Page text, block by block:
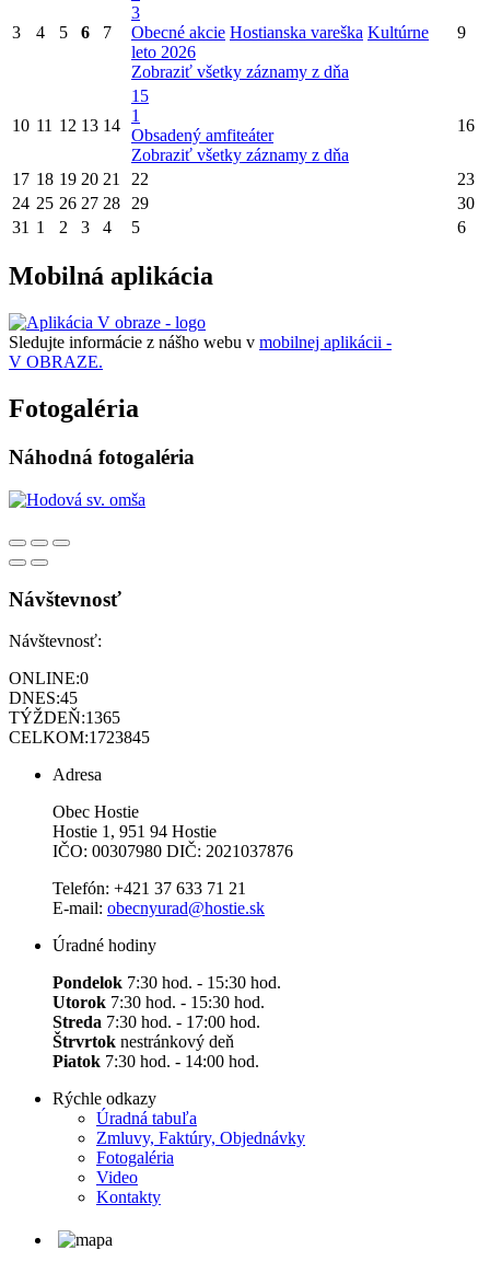
3 4 5 6 7
3
Obecné akcie Hostianska vareška Kultúrne
leto 2026
Zobraziť všetky záznamy z dňa
9
10 11 12 13 14
15
1
Obsadený amfiteáter
Zobraziť všetky záznamy z dňa
16
17 18 19 20 21 22
23
24 25 26 27 28 29
30
31 1 2 3 4 5 6
Mobilná aplikácia
Sledujte informácie z nášho webu v mobilnej aplikácii -
V OBRAZE.
Fotogaléria
Náhodná fotogaléria
Návštevnosť
Návštevnosť:
ONLINE:0
DNES:45
TÝŽDEŇ:1365
CELKOM:1723845
Adresa
Obec Hostie
Hostie 1, 951 94 Hostie
IČO: 00307980 DIČ: 2021037876
Telefón: +421 37 633 71 21
E-mail: obecnyurad@hostie.sk
Úradné hodiny
Pondelok 7:30 hod. - 15:30 hod.
Utorok 7:30 hod. - 15:30 hod.
Streda 7:30 hod. - 17:00 hod.
Štrvrtok nestránkový deň
Piatok 7:30 hod. - 14:00 hod.
Rýchle odkazy
Úradná tabuľa
Zmluvy, Faktúry, Objednávky
Fotogaléria
Video
Kontakty